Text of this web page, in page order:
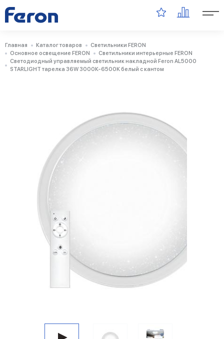
Главная Каталог товаров
Светильники FERON
Основное освещение FERON
Светильники интерьерные FERON
Светодиодный управляемый светильник накладной Feron AL5000
STARLIGHT тарелка 36W 3000К-6500K белый с кантом